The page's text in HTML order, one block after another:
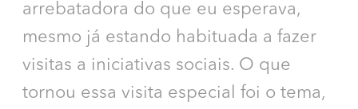
arrebatadora do que eu esperava,
mesmo já estando habituada a fazer
visitas a iniciativas sociais. O que
tornou essa visita especial foi o tema,